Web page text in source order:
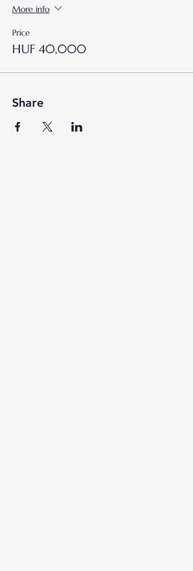
More info
Price
HUF 40,000
Share